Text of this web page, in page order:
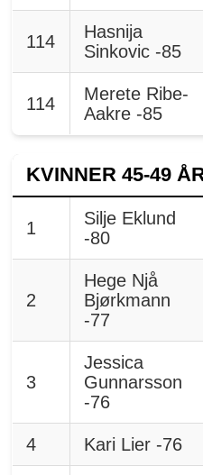
114
Hasnija
Sinkovic -85
114
Merete Ribe-
Aakre -85
KVINNER 45-49
1
Silje Eklund
-80
2
Hege Njå
Bjørkmann
-77
3
Jessica
Gunnarsson
-76
4 Kari Lier -76